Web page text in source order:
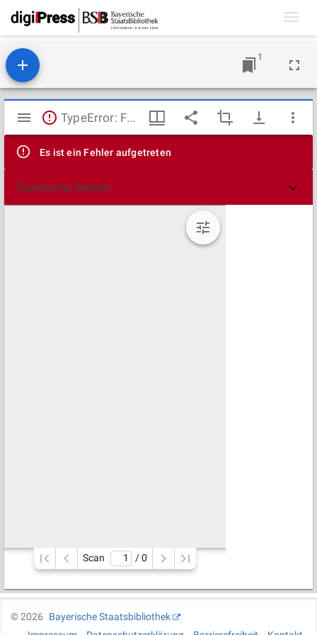
1
Mirador
Viewer
TypeError: Failed to fetch
Es ist ein Fehler aufgetreten
Technische Details
Scan / 0
©2026
Bayerische Staatsbibliothek